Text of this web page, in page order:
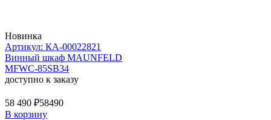
Новинка
Артикул: КА-00022821
Винный шкаф MAUNFELD
MFWC-85SB34
доступно к заказу
58 490 ₽58490
В корзину